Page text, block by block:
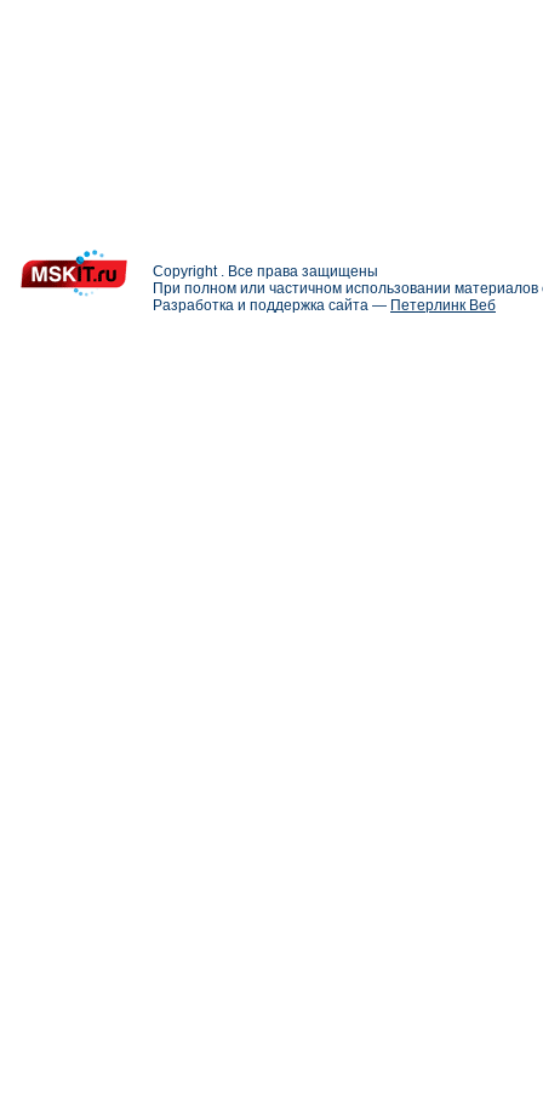
Copyright . Все права защищены
При полном или частичном использовании
Разработка и поддержка сайта — Петерлинк Веб